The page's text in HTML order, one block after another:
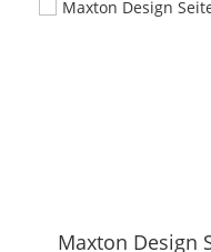
Maxton Design